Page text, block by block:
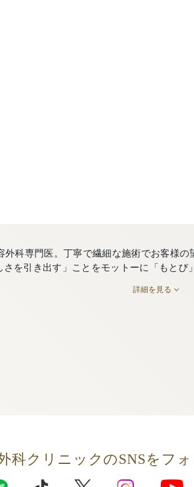
科専門医。丁寧で繊細な施術でお客様の
さを引き出す」ことをモットーに「もとび
詳細を見る
科クリニックのSNSをフ